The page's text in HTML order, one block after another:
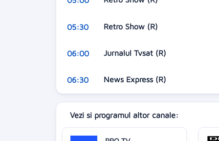
05:30 Retro Show (R)
06:00 Jurnalul Tvsat (R)
06:30 News Express (R)
Vezi si programul altor canale: